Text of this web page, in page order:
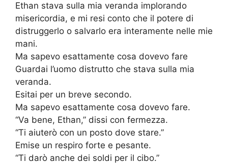
Ethan stava sulla mia veranda implorando
misericordia, e mi resi conto che il potere di
distruggerlo o salvarlo era interamente nelle mie
mani.
Ma sapevo esattamente cosa dovevo fare
Guardai l’uomo distrutto che stava sulla mia
veranda.
Esitai per un breve secondo.
Ma sapevo esattamente cosa dovevo fare.
“Va bene, Ethan,” dissi con fermezza.
“Ti aiuterò con un posto dove stare.”
Emise un respiro forte e pesante.
“Ti darò anche dei soldi per il cibo.”